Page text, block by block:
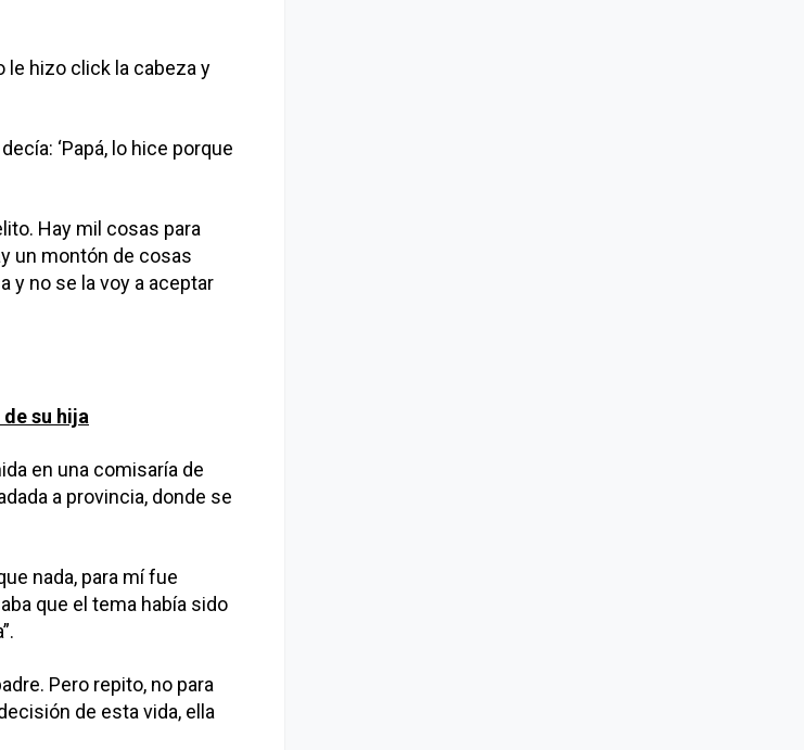
le hizo click la cabeza y
‘Papá, lo hice porque
Hay mil cosas para
un montón de cosas
y no se la voy a aceptar
su hija
en una comisaría de
a provincia, donde se
nada, para mí fue
que el tema había sido
Pero repito, no para
de esta vida, ella